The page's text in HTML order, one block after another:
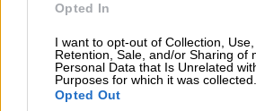
Opted In
I want to opt-out of Collection, Use,
Retention, Sale, and/or Sharing of
Personal Data that Is Unrelated
Purposes for which it was collected.
Opted Out
Η ομάδα λέει ότι έκανε την
εξετάζοντας ποια γονίδια
στα εξωτερικά στρώματα